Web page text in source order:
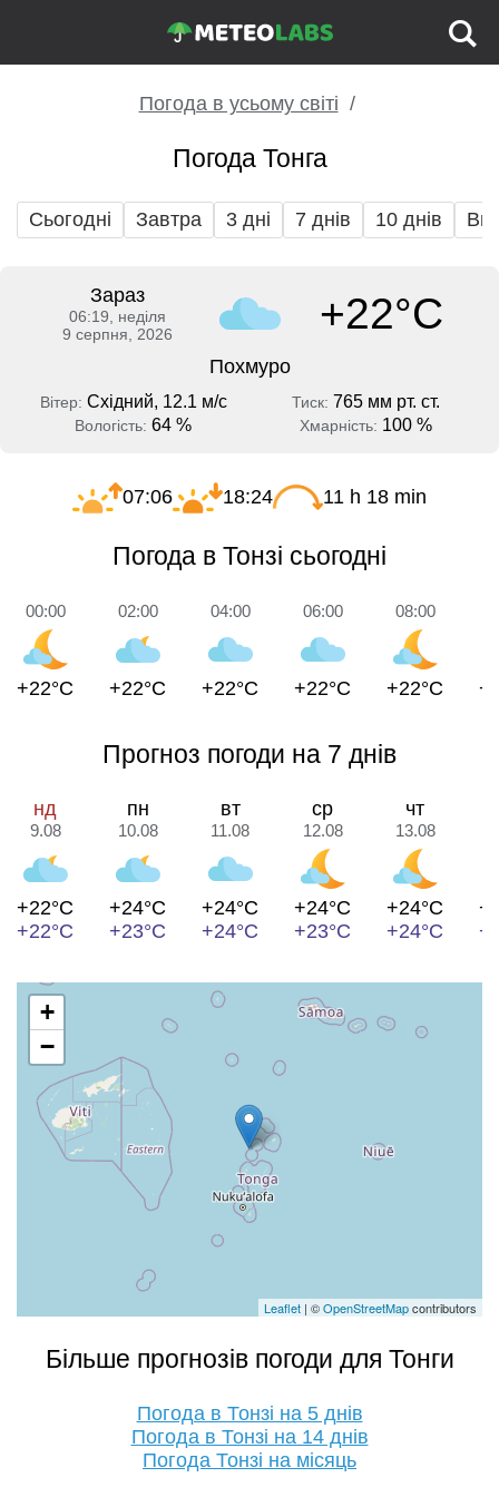
Погода в усьому світі
Погода Тонга
Сьогодні Завтра 3 дні 7 днів 10 днів
Зараз
06:19, неділя
9 серпня, 2026
+22°C
Похмуро
Вітер: Східний, 12.1 м/с Тиск: 765 мм рт. ст.
Вологість: 64 % Хмарність: 100 %
07:06 18:24 11 h 18 min
Погода в Тонзі сьогодні
00:00
+22°C
02:00
+22°C
04:00
+22°C
06:00
+22°C
08:00
+22°C
Прогноз погоди на 7 днів
нд
9.08
+22°C
+22°C
пн
10.08
+24°C
+23°C
вт
11.08
+24°C
+24°C
ср
12.08
+24°C
+23°C
чт
13.08
+24°C
+24°C
+
−
Leaflet | ©OpenStreetMapcontributors
Більше прогнозів погоди для Тонги
Погода в Тонзі на 5 днів
Погода в Тонзі на 14 днів
Погода Тонзі на місяць